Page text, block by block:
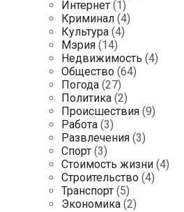
Интернет (1)
Криминал (4)
Культура (4)
Мэрия (14)
Недвижимость (4)
Общество (64)
Погода (27)
Политика (2)
Происшествия (9)
Работа (3)
Развлечения (3)
Спорт (3)
Стоимость жизни (4)
Строительство (4)
Транспорт (5)
Экономика (2)